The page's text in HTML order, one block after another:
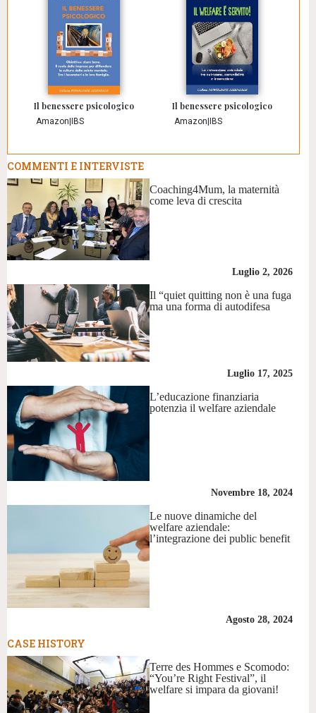
Il benessere psicologico
Amazon IBS
Il benessere psicologico
Amazon IBS
COMMENTI E INTERVISTE
Coaching4Mum, la maternità
come leva di crescita
Luglio 2, 2026
Il “quiet quitting non è una fuga
ma una forma di autodifesa
Luglio 17, 2025
L’educazione finanziaria
potenzia il welfare aziendale
Novembre 18, 2024
Le nuove dinamiche del
welfare aziendale:
l’integrazione dei public benefit
Agosto 28, 2024
CASE HISTORY
Terre des Hommes e Scomodo:
“You’re Right Festival”, il
welfare si impara da giovani!